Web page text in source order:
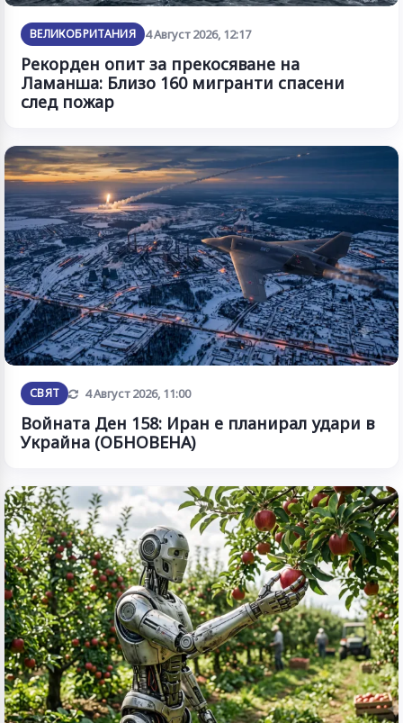
ВЕЛИКОБРИТАНИЯ 4 Август 2026, 12:17
Рекорден опит за прекосяване на
Ламанша: Близо 160 мигранти спасени
след пожар
СВЯТ Обновена
4 Август 2026, 11:00
Войната Ден 158: Иран е планирал удари в
Украйна (ОБНОВЕНА)